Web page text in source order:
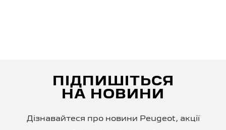
ПІДПИШІТЬСЯ
НА НОВИНИ
Дізнавайтеся про новини Peugeot, акції